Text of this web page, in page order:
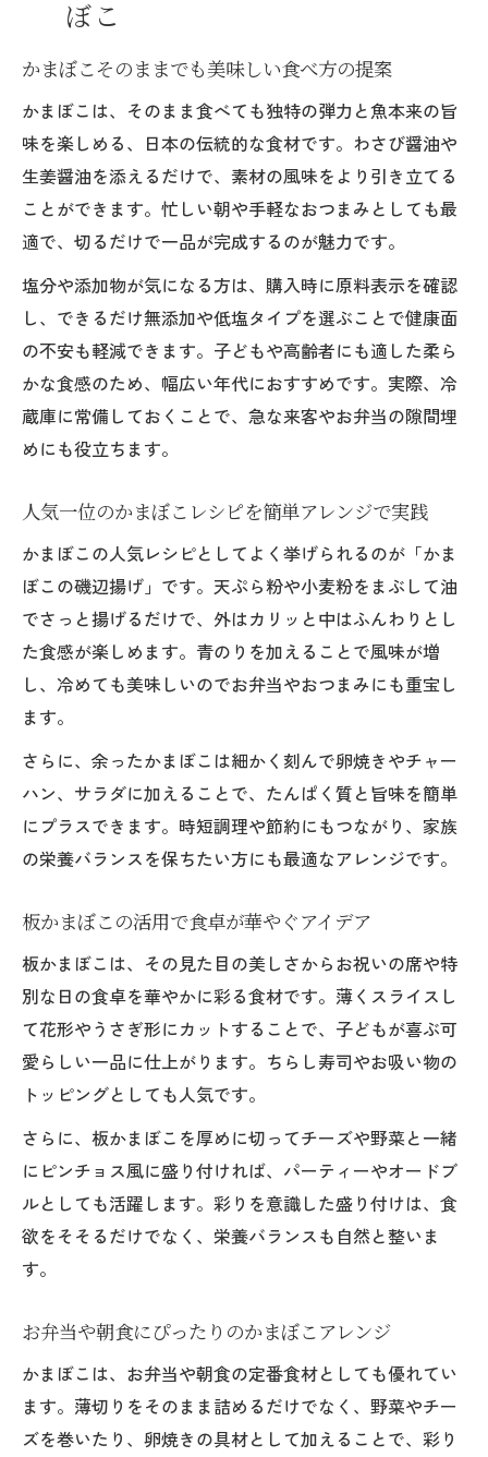
ぼこ
かまぼこそのままでも美味しい食べ方の提案
かまぼこは、そのまま食べても独特の弾力と魚本来の旨
味を楽しめる、日本の伝統的な食材です。わさび醤油や
生姜醤油を添えるだけで、素材の風味をより引き立てる
ことができます。忙しい朝や手軽なおつまみとしても最
適で、切るだけで一品が完成するのが魅力です。
塩分や添加物が気になる方は、購入時に原料表示を確認
し、できるだけ無添加や低塩タイプを選ぶことで健康面
の不安も軽減できます。子どもや高齢者にも適した柔ら
かな食感のため、幅広い年代におすすめです。実際、冷
蔵庫に常備しておくことで、急な来客やお弁当の隙間埋
めにも役立ちます。
人気一位のかまぼこレシピを簡単アレンジで実践
かまぼこの人気レシピとしてよく挙げられるのが「かま
ぼこの磯辺揚げ」です。天ぷら粉や小麦粉をまぶして油
でさっと揚げるだけで、外はカリッと中はふんわりとし
た食感が楽しめます。青のりを加えることで風味が増
し、冷めても美味しいのでお弁当やおつまみにも重宝し
ます。
さらに、余ったかまぼこは細かく刻んで卵焼きやチャー
ハン、サラダに加えることで、たんぱく質と旨味を簡単
にプラスできます。時短調理や節約にもつながり、家族
の栄養バランスを保ちたい方にも最適なアレンジです。
板かまぼこの活用で食卓が華やぐアイデア
板かまぼこは、その見た目の美しさからお祝いの席や特
別な日の食卓を華やかに彩る食材です。薄くスライスし
て花形やうさぎ形にカットすることで、子どもが喜ぶ可
愛らしい一品に仕上がります。ちらし寿司やお吸い物の
トッピングとしても人気です。
さらに、板かまぼこを厚めに切ってチーズや野菜と一緒
にピンチョス風に盛り付ければ、パーティーやオードブ
ルとしても活躍します。彩りを意識した盛り付けは、食
欲をそそるだけでなく、栄養バランスも自然と整いま
す。
お弁当や朝食にぴったりのかまぼこアレンジ
かまぼこは、お弁当や朝食の定番食材としても優れてい
ます。薄切りをそのまま詰めるだけでなく、野菜やチー
ズを巻いたり、卵焼きの具材として加えることで、彩り